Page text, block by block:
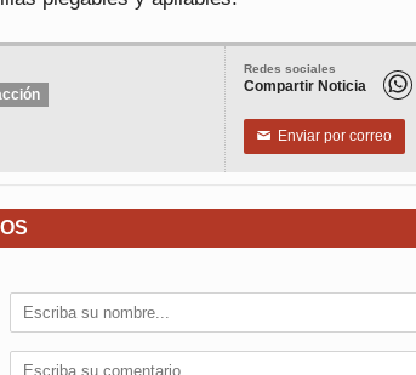
Redes sociales
Compartir Noticia
✉ Enviar por correo